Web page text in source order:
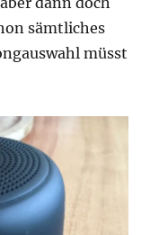
sämtliches
müsst